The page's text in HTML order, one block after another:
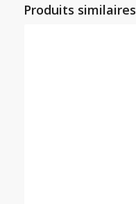
Produits similaires